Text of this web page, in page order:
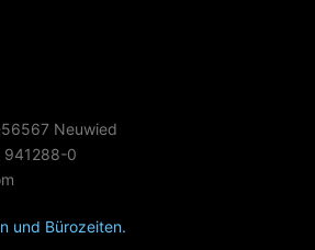
Neuwied
941288-0
und Bürozeiten.